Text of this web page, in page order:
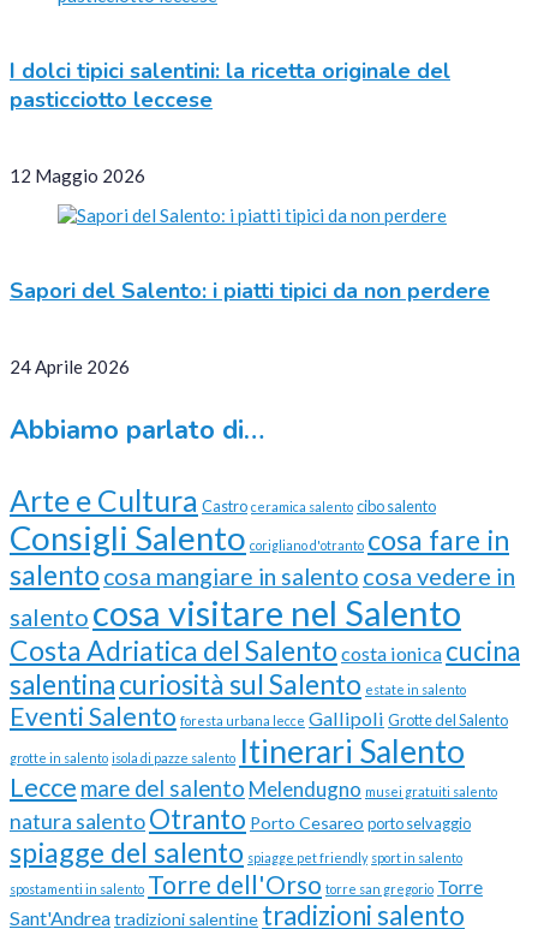
I dolci tipici salentini: la ricetta originale del
pasticciotto leccese
12 Maggio 2026
Sapori del Salento: i piatti tipici da non perdere
24 Aprile 2026
Abbiamo parlato di…
Arte e Cultura Castro ceramica salento cibo salento
Consigli Salento corigliano d'otranto cosa fare in
salentocosa mangiare in salento cosa vedere in
salento cosa visitare nel Salento
Costa Adriatica del Salento costa ionica cucina
salentinacuriosità sul Salento estate in salento
Eventi Salento foresta urbana lecce Gallipoli Grotte del Salento
grotte in salento isola di pazze salento Itinerari Salento
Lecce mare del salento Melendugno musei gratuiti salento
natura salentoOtranto Porto Cesareo porto selvaggio
spiagge del salento spiagge pet friendly sport in salento
spostamenti in salento Torre dell'Orso torre san gregorio Torre
Sant'Andreatradizioni salentine tradizioni salento